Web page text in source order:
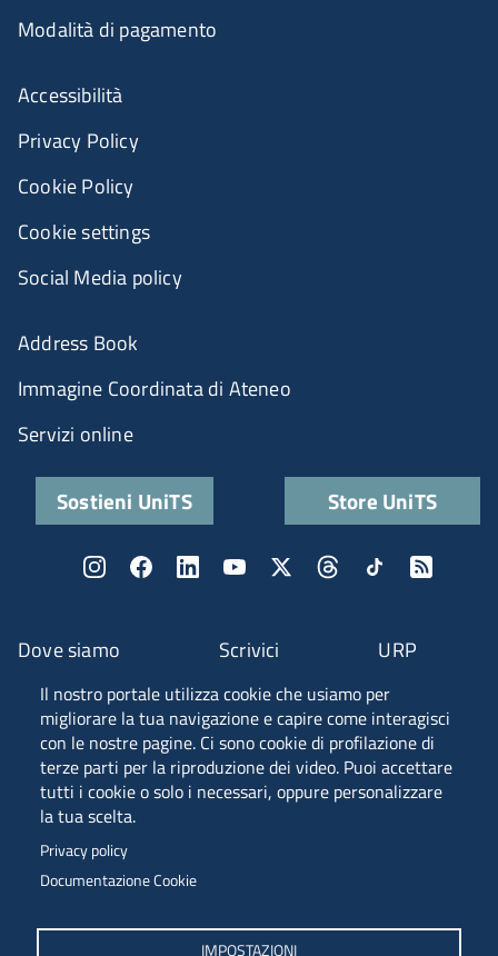
Il nostro portale utilizza cookie che usiamo per
migliorare la tua navigazione e capire come interagisci
con le nostre pagine. Ci sono cookie di profilazione di
terze parti per la riproduzione dei video. Puoi accettare
tutti i cookie o solo i necessari, oppure personalizzare
la tua scelta.
Privacy policy
Documentazione Cookie
IMPOSTAZIONI
Piazzale Europa, 1 - 34127 - Trieste, Italia -
Tel. +39 040 558 7111 - P.IVA 00211830328
C.F. 80013890324 - P.E.C. ateneo@pec.units.it
Fascia A ANVUR
Dove siamo Scrivici URP
Modalità di pagamento
Accessibilità
Privacy Policy
Cookie Policy
Cookie settings
Social Media policy
Address Book
Immagine Coordinata di Ateneo
Servizi online
Sostieni UniTS Store UniTS